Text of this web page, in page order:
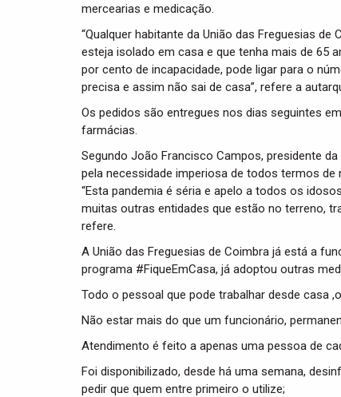
mercearias e medicação.
“Qualquer habitante da União das Freguesias
esteja isolado em casa e que tenha mais de 65
por cento de incapacidade, pode ligar para o
precisa e assim não sai de casa”, refere a
Os pedidos são entregues nos dias seguintes
farmácias.
Segundo João Francisco Campos, presidente
pela necessidade imperiosa de todos termos
“Esta pandemia é séria e apelo a todos os
muitas outras entidades que estão no terreno,
refere.
A União das Freguesias de Coimbra já está a
programa #FiqueEmCasa, já adoptou outras
Todo o pessoal que pode trabalhar desde casa
Não estar mais do que um funcionário,
Atendimento é feito a apenas uma pessoa de
Foi disponibilizado, desde há uma semana,
pedir que quem entre primeiro o utilize;